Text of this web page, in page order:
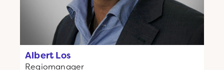
Albert Los
Regiomanager